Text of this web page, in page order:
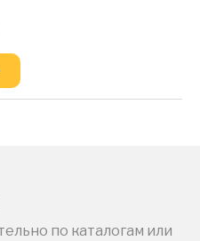
по каталогам или